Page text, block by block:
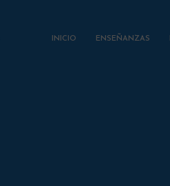
INICIO ENSEÑANZAS